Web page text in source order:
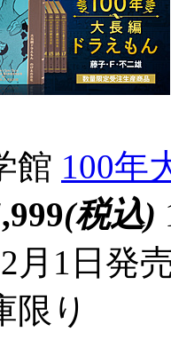
館 100年
(税込)
月1日発
限り